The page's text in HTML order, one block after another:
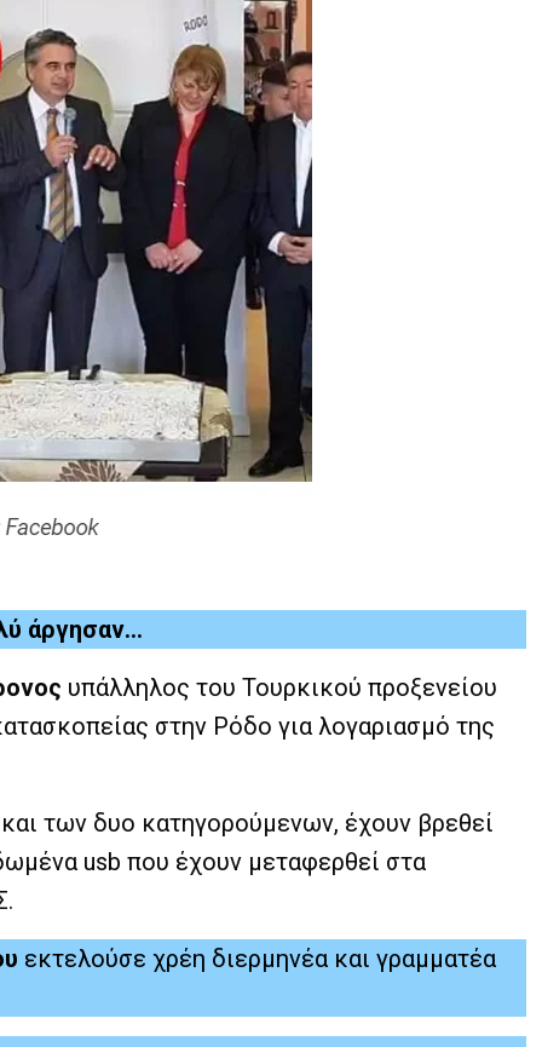
άργησαν…
υπάλληλος του Τουρκικού προξενείου
στην Ρόδο για λογαριασμό της
των δυο κατηγορούμενων, έχουν βρεθεί
usb που έχουν μεταφερθεί στα
εκτελούσε χρέη διερμηνέα και γραμματέα